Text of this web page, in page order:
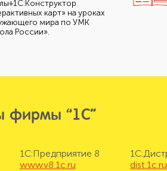
карт» на уроках
мира по УМК
России».
фирмы “1С”
1С:Предприятие 8
www.v8.1c.ru
dist.1c.ru